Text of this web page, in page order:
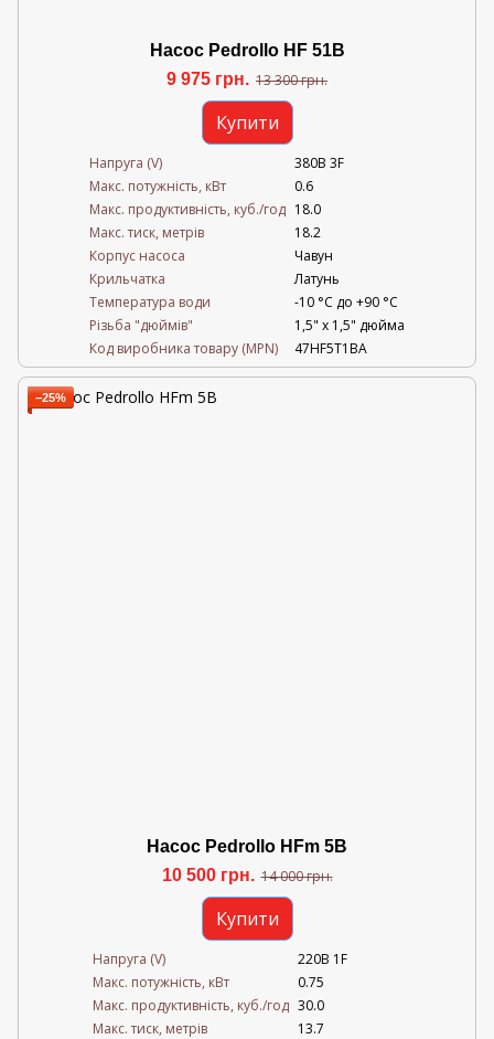
Насос Pedrollo HF 51B
9 975 грн. 13 300 грн.
Купити
Напруга (V)
380В 3F
Mакс. потужність, кВт
0.6
Mакс. продуктивність, куб./год 18.0
Maкс. тиск, метрів
18.2
Корпус насоса
Чавун
Крильчатка
Латунь
Температура води
-10 °C до +90 °C
Різьба "дюймів"
1,5" х 1,5" дюйма
Код виробника товару (MPN)
47HF5T1BA
−25%
Насос Pedrollo HFm 5B
10 500 грн. 14 000 грн.
Купити
Напруга (V)
220В 1F
Mакс. потужність, кВт
0.75
Mакс. продуктивність, куб./год 30.0
Maкс. тиск, метрів
13.7